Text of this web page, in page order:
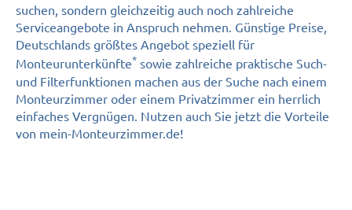
suchen, sondern gleichzeitig auch noch zahlreiche
Serviceangebote in Anspruch nehmen. Günstige Preise,
Deutschlands größtes Angebot speziell für
Monteurunterkünfte* sowie zahlreiche praktische Such-
und Filterfunktionen machen aus der Suche nach einem
Monteurzimmer oder einem Privatzimmer ein herrlich
einfaches Vergnügen. Nutzen auch Sie jetzt die Vorteile
von mein-Monteurzimmer.de!